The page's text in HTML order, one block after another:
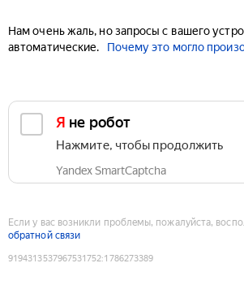
Нам очень жаль, но запросы с вашего
автоматические.
Почему это могло
Я не робот
Нажмите, чтобы продолжить
Yandex SmartCaptcha
Если у вас возникли проблемы, пожалуйста,
обратной связи
9194313537967531752:1786273389